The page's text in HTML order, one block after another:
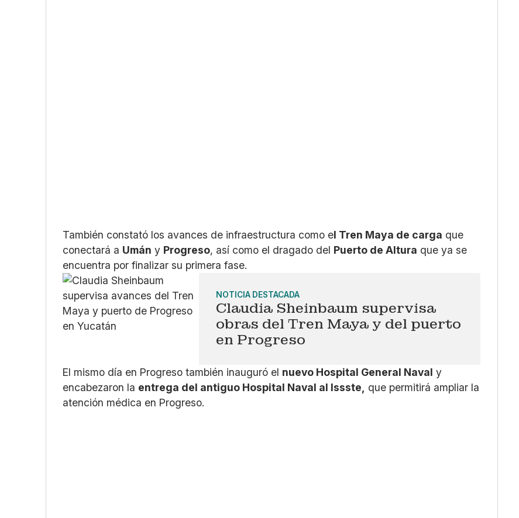
También constató los avances de infraestructura como el Tren Maya de carga que
conectará a Umán y Progreso, así como el dragado del Puerto de Altura que ya se
encuentra por finalizar su primera fase.
NOTICIA DESTACADA
Claudia Sheinbaum supervisa
obras del Tren Maya y del puerto
en Progreso
El mismo día en Progreso también inauguró el nuevo Hospital General Naval y
encabezaron la entrega del antiguo Hospital Naval al Issste,
que permitirá ampliar la
atención médica en Progreso.